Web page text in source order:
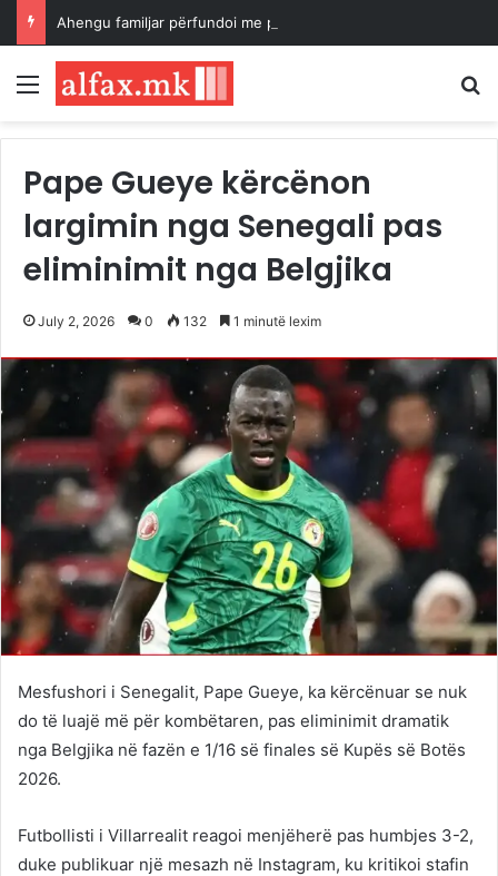
Menu
Pape Gueye kërcënon
largimin nga Senegali pas
eliminimit nga Belgjika
July 2, 2026 0 132 1 minutë lexim
Mesfushori i Senegalit, Pape Gueye, ka kërcënuar se nuk
do të luajë më për kombëtaren, pas eliminimit dramatik
nga Belgjika në fazën e 1/16 së finales së Kupës së Botës
2026.
Futbollisti i Villarrealit reagoi menjëherë pas humbjes 3-2,
duke publikuar një mesazh në Instagram, ku kritikoi stafin